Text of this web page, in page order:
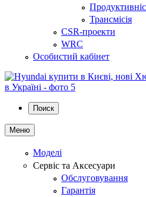
Трансмісія
CSR-проекти
WRC
Особистий кабінет
Поиск
Меню
Моделі
Сервіс та Аксесуари
Обслуговування
Гарантія